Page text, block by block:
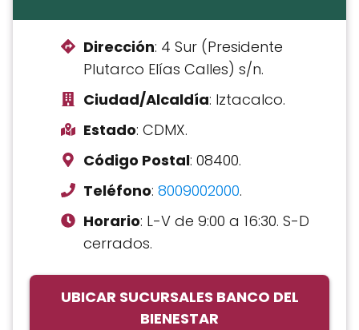
Dirección: 4 Sur (Presidente
Plutarco Elías Calles) s/n.
Ciudad/Alcaldía: Iztacalco.
Estado: CDMX.
Código Postal: 08400.
Teléfono: 8009002000.
Horario: L-V de 9:00 a 16:30. S-D
cerrados.
UBICAR SUCURSALES BANCO DEL
BIENESTAR